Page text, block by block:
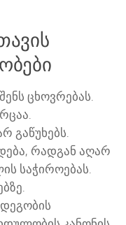
ცხოვრებას.
გაწუხებს.
რადგან აღარ
საჭიროებას.